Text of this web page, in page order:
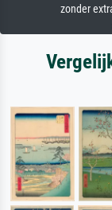
zonder